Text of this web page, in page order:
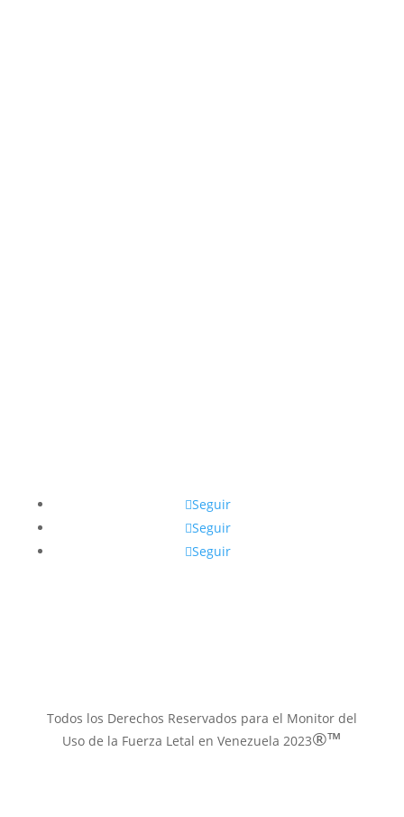
Seguir
Seguir
Seguir
Todos los Derechos Reservados para el Monitor del
Uso de la Fuerza Letal en Venezuela 2023®™